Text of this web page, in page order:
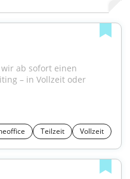
ab sofort einen
– in Vollzeit oder
Teilzeit Vollzeit